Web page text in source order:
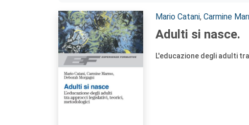
Autori:
Mario Catani, Carmine
Adulti si nasce.
L'educazione degli adulti